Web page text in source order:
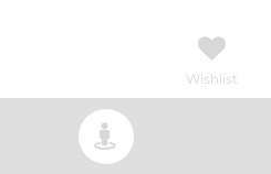
Wishlist